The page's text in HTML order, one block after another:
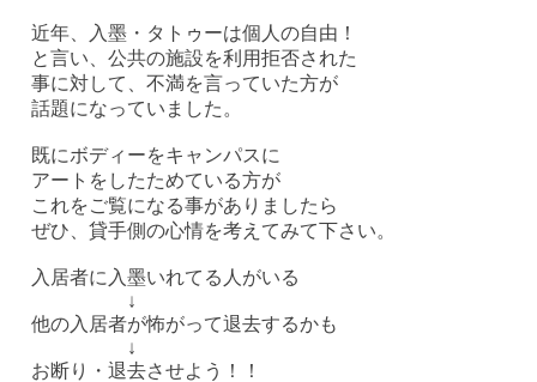
近年、入墨・タトゥーは個人の自由！
と言い、公共の施設を利用拒否された
事に対して、不満を言っていた方が
話題になっていました。
既にボディーをキャンパスに
アートをしたためている方が
これをご覧になる事がありましたら
ぜひ、貸手側の心情を考えてみて下さい。
入居者に入墨いれてる人がいる
↓
他の入居者が怖がって退去するかも
↓
お断り・退去させよう！！